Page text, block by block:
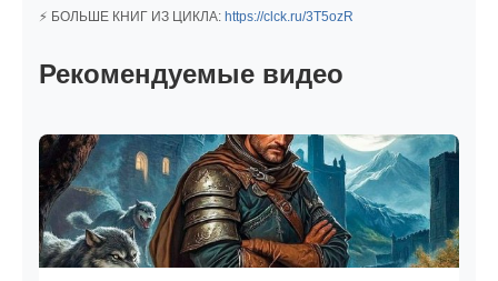
⚡ БОЛЬШЕ КНИГ ИЗ ЦИКЛА: https://clck.ru/3T5ozR
Рекомендуемые видео